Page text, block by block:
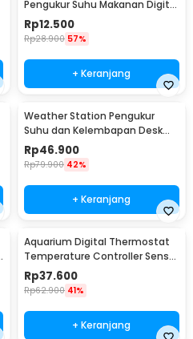
Pengukur Suhu Makanan Digital
Daging Kopi Susu - TP101
Rp12.500
Rp28.900 57%
+ Keranjang
Weather Station Pengukur
Suhu dan Kelembapan Desk
Jam Alarm - 3210
Rp46.900
Rp79.900 42%
+ Keranjang
Aquarium Digital Thermostat
Temperature Controller Sensor
Multifungsi - STC-1000
Rp37.600
Rp62.900 41%
+ Keranjang